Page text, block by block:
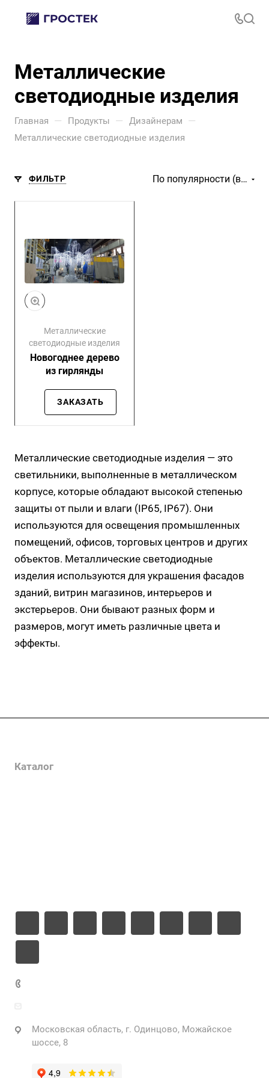
Металлические
светодиодные изделия
Главная — Продукты — Дизайнерам —
Металлические светодиодные изделия
ФИЛЬТР По популярности (возрастание)
Металлические
светодиодные изделия
Новогоднее дерево
из гирлянды
ЗАКАЗАТЬ
Металлические светодиодные изделия — это
светильники, выполненные в металлическом
корпусе, которые обладают высокой степенью
защиты от пыли и влаги (IP65, IP67). Они
используются для освещения промышленных
помещений, офисов, торговых центров и других
объектов. Металлические светодиодные
изделия используются для украшения фасадов
зданий, витрин магазинов, интерьеров и
экстерьеров. Они бывают разных форм и
размеров, могут иметь различные цвета и
эффекты.
Каталог
Московская область, г. Одинцово, Можайское
шоссе, 8